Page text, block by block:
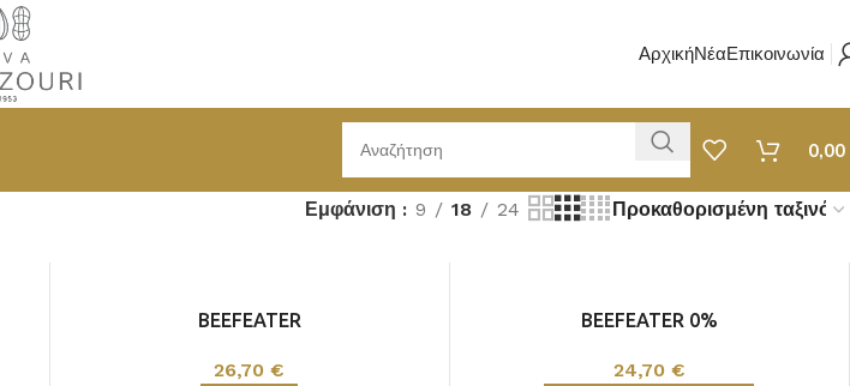
ΑρχικήΝέαΕπικοινωνία
0,00
Εμφάνιση 9 18 24
BEEFEATER
26,70€
BEEFEATER 0%
24,70 €